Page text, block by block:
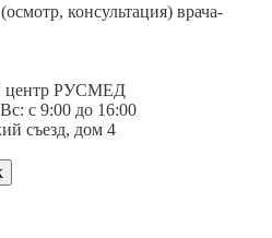
консультация) врача-
центр РУСМЕД
c 9:00 до 16:00
съезд, дом 4